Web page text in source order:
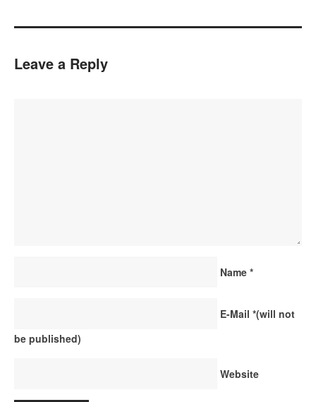
Leave a Reply
Name *
E-Mail *(will not
be published)
Website